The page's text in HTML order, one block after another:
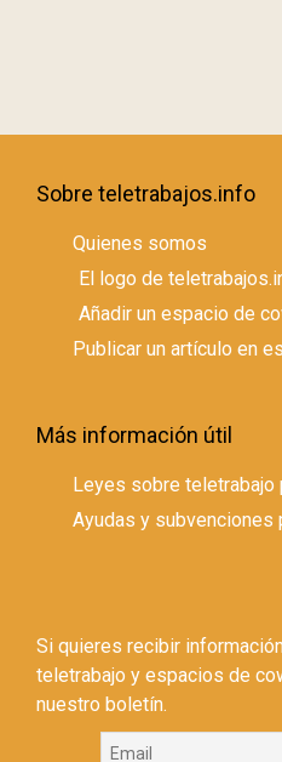
Sobre teletrabajos.info
Quienes somos
El logo de
Añadir un espacio de
Publicar un artículo en
Más información útil
Leyes sobre teletrabajo
Ayudas y subvenciones
Si quieres recibir
teletrabajo y espacios de
nuestro boletín.